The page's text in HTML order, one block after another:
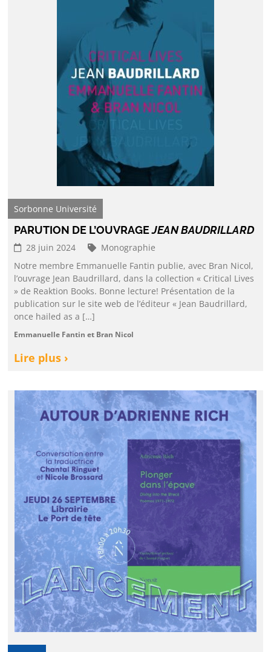
Sorbonne Université
PARUTION DE L’OUVRAGEJEAN BAUDRILLARD
28 juin 2024
Monographie
Notre membre Emmanuelle Fantin publie, avec Bran Nicol,
l’ouvrage Jean Baudrillard, dans la collection « Critical Lives
» de Reaktion Books. Bonne lecture! Présentation de la
publication sur le site web de l’éditeur « Jean Baudrillard,
once hailed as a […]
Emmanuelle Fantin et Bran Nicol
Lire plus ›